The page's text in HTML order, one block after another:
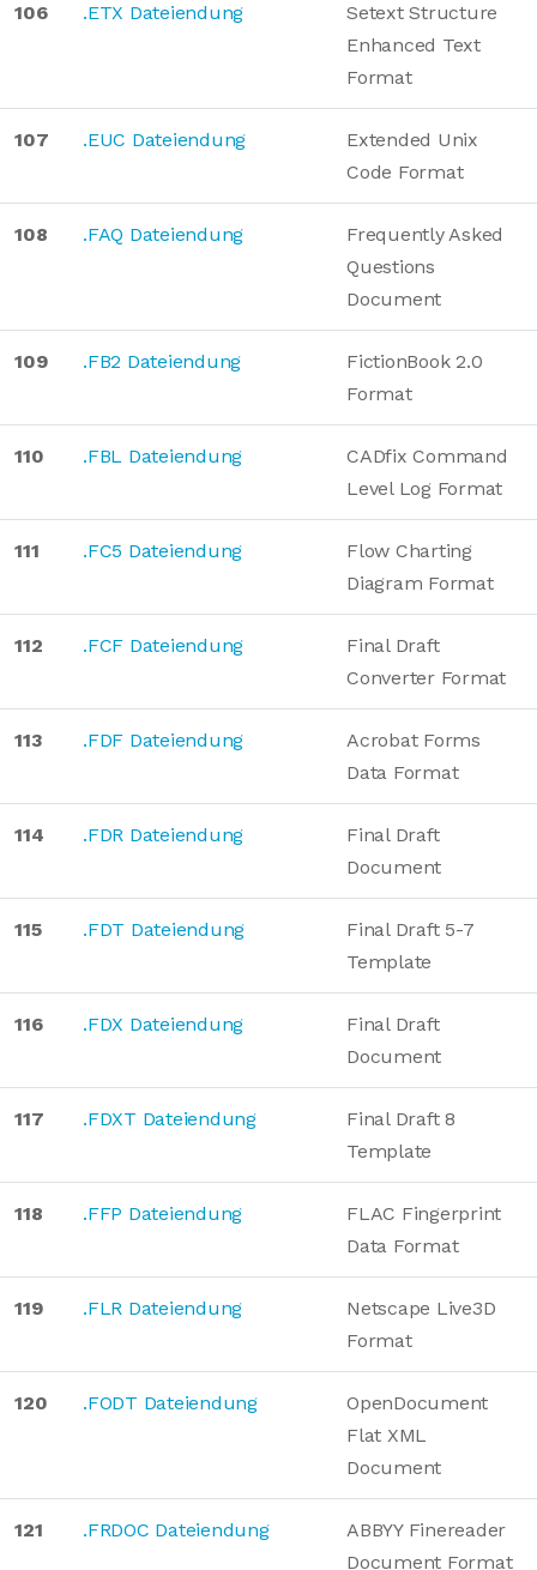
106 .ETX Dateiendung
Setext Structure
Enhanced Text
Format
107 .EUC Dateiendung
Extended Unix
Code Format
108 .FAQ Dateiendung
Frequently Asked
Questions
Document
109 .FB2 Dateiendung
FictionBook 2.0
Format
110 .FBL Dateiendung
CADfix Command
Level Log Format
111 .FC5 Dateiendung
Flow Charting
Diagram Format
112 .FCF Dateiendung
Final Draft
Converter Format
113 .FDF Dateiendung
Acrobat Forms
Data Format
114 .FDR Dateiendung
Final Draft
Document
115 .FDT Dateiendung
Final Draft 5-7
Template
116 .FDX Dateiendung
Final Draft
Document
117 .FDXT Dateiendung
Final Draft 8
Template
118 .FFP Dateiendung
FLAC Fingerprint
Data Format
119 .FLR Dateiendung
Netscape Live3D
Format
120 .FODT Dateiendung
OpenDocument
Flat XML
Document
121 .FRDOC Dateiendung
ABBYY Finereader
Document Format